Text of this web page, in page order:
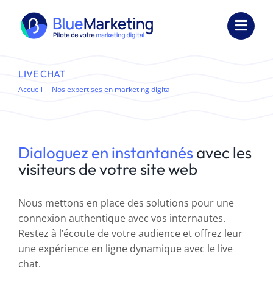
contenu
Réalisations
Société
Nous contacter
LIVE CHAT
Accueil
Nos expertises en marketing digital
Dialoguez en instantanésavec les
visiteurs de votre site web
Nous mettons en place des solutions pour une
connexion authentique avec vos internautes.
Restez à l’écoute de votre audience et offrez leur
une expérience en ligne dynamique avec le live
chat.